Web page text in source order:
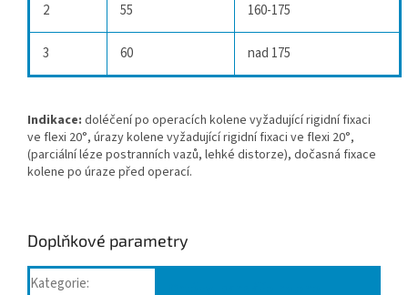
2 55 160-175
3 60 nad 175
Indikace: doléčení po operacích kolene vyžadující rigidní fixaci
ve flexi 20°, úrazy kolene vyžadující rigidní fixaci ve flexi 20°,
(parciální léze postranních vazů, lehké distorze), dočasná fixace
kolene po úraze před operací.
Doplňkové parametry
Kategorie: